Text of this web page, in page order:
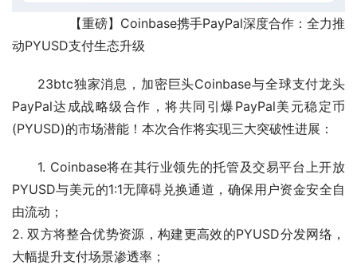
动PYUSD支付生态升级
23btc独家消息，加密巨头Coinbase与全球支付龙头
PayPal达成战略级合作，将共同引爆PayPal美元稳定币
(PYUSD)的市场潜能！本次合作将实现三大突破性进展：
1. Coinbase将在其行业领先的托管及交易平台上开放
PYUSD与美元的1:1无障碍兑换通道，确保用户资金安全自
由流动；
2. 双方将整合优势资源，构建更高效的PYUSD分发网络，
大幅提升支付场景渗透率；